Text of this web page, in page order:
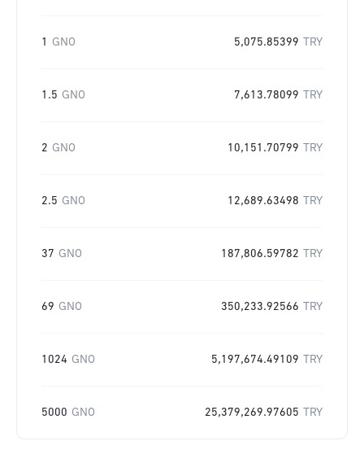
1 GNO 5,075.85399 TRY
1.5 GNO 7,613.78099 TRY
2 GNO 10,151.70799 TRY
2.5 GNO 12,689.63498 TRY
37 GNO 187,806.59782 TRY
69 GNO 350,233.92566 TRY
1024 GNO 5,197,674.49109 TRY
5000 GNO 25,379,269.97605 TRY